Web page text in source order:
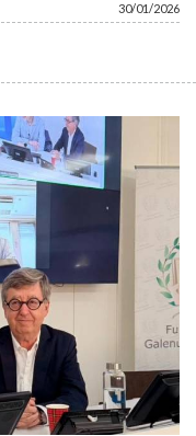
30/01/2026